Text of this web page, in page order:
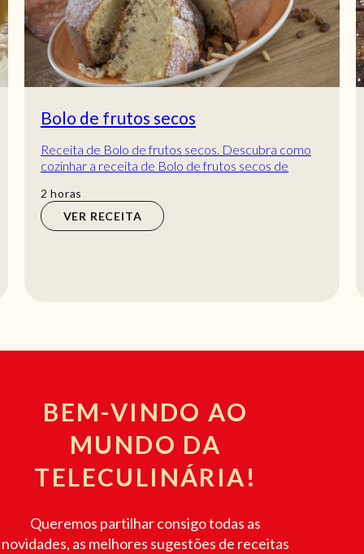
Bolo de frutos secos
Receita de Bolo de frutos secos. Descubra como
cozinhar a receita de Bolo de frutos secos de
2 horas
horas
VER RECEITA
BEM-VINDO AO
MUNDO DA
TELECULINÁRIA!
Queremos partilhar consigo todas as
novidades, as melhores sugestões de receitas